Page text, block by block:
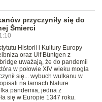
przyczyniły się do
Śmierci
Historii i Kultury Europy
oraz Ulf Büntgen z
uważają, że do pandemii
w połowie XIV wieku mogła
się... wybuch wulkanu w
na łamach Nature
pandemia, jedna z
się w Europie 1347 roku.